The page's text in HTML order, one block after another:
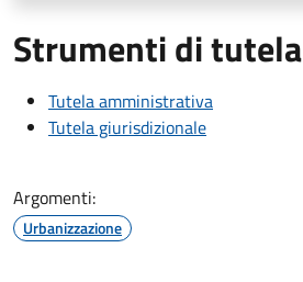
Strumenti di tutela
Tutela amministrativa
Tutela giurisdizionale
Argomenti:
Urbanizzazione